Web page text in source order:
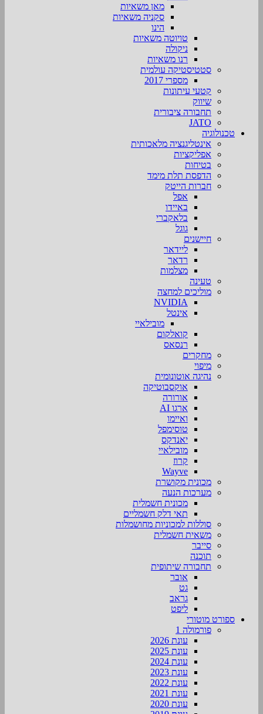
מאן משאיות
סקניה משאיות
הינו
טויוטה משאיות
ניקולה
רנו משאיות
סטטיסטיקה עולמית
מספרי 2017
קטעי עיתונות
שיווק
תחבורה ציבורית
JATO
טכנולוגיה
אינטליגנציה מלאכותית
אפליקציות
בטיחות
הדפסת תלת מימד
חברות הייטק
אפל
באיידו
בלאקברי
גוגל
חיישנים
ליידאר
רדאר
מצלמות
טעינה
מוליכים למחצה
NVIDIA
אינטל
מובילאיי
קואלקום
רנסאס
מחקרים
מיפוי
נהיגה אוטונומית
אוקסבוטיקה
אורורה
ארגו AI
ואיימו
טוסימפל
יאנדקס
מובילאיי
קרוז
Wayve
מכונית מקושרת
מערכות הנעה
מכונית חשמלית
תאי דלק חשמליים
סוללות למכוניות מחושמלות
משאית חשמלית
סייבר
תוכנה
תחבורה שיתופית
אובר
גט
גראב
ליפט
ספורט מוטורי
פורמולה 1
עונת 2026
עונת 2025
עונת 2024
עונת 2023
עונת 2022
עונת 2021
עונת 2020